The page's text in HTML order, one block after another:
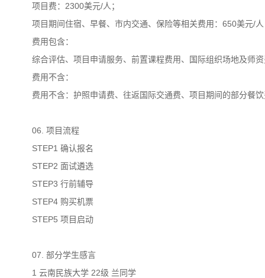
项目费：2300美元/人；
项目期间住宿、早餐、市内交通、保险等相关费用：650美元/
费用包含：
综合评估、项目申请服务、前置课程费用、国际组织场地及师
费用不含：
费用不含：护照申请费、往返国际交通费、项目期间的部分餐
06. 项目流程
STEP1 确认报名
STEP2 面试遴选
STEP3 行前辅导
STEP4 购买机票
STEP5 项目启动
07. 部分学生感言
1 云南民族大学 22级 兰同学